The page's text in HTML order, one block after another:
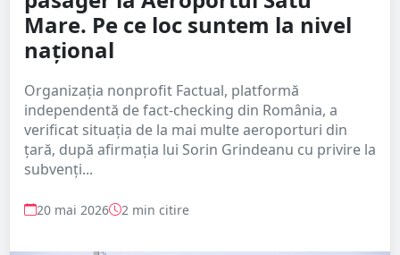
Mare. Pe ce loc suntem la nivel
național
Organizația nonprofit Factual, platformă
independentă de fact-checking din România, a
verificat situația de la mai multe aeroporturi din
țară, după afirmația lui Sorin Grindeanu cu privire la
subvenți...
20 mai 2026 2 min citire